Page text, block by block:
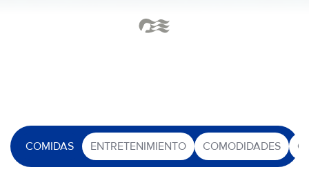
COMIDAS ENTRETENIMIENTO COMODIDADES